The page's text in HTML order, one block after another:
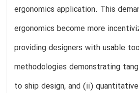
ergonomics application. This
ergonomics become more
providing designers with usable
methodologies demonstrating
to ship design, and (ii)